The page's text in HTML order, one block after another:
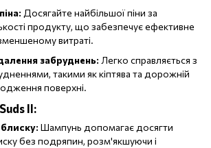
Досягайте найбільшої піни за
продукту, що забезпечує ефективне
витраті.
забруднень: Легко справляється з
такими як кіптява та дорожній
поверхні.
II:
Шампунь допомагає досягти
без подряпин, розм'якшуючи і